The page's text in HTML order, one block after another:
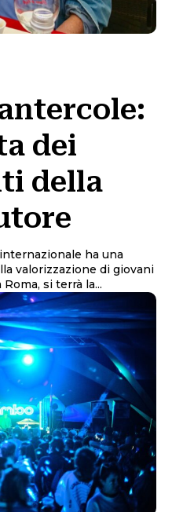
dei
della
ha una
valorizzazione di giovani
si terrà la...